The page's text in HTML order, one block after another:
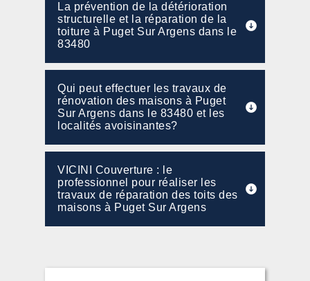
La prévention de la détérioration
structurelle et la réparation de la
toiture à Puget Sur Argens dans le
83480
Qui peut effectuer les travaux de
rénovation des maisons à Puget
Sur Argens dans le 83480 et les
localités avoisinantes?
VICINI Couverture : le
professionnel pour réaliser les
travaux de réparation des toits des
maisons à Puget Sur Argens